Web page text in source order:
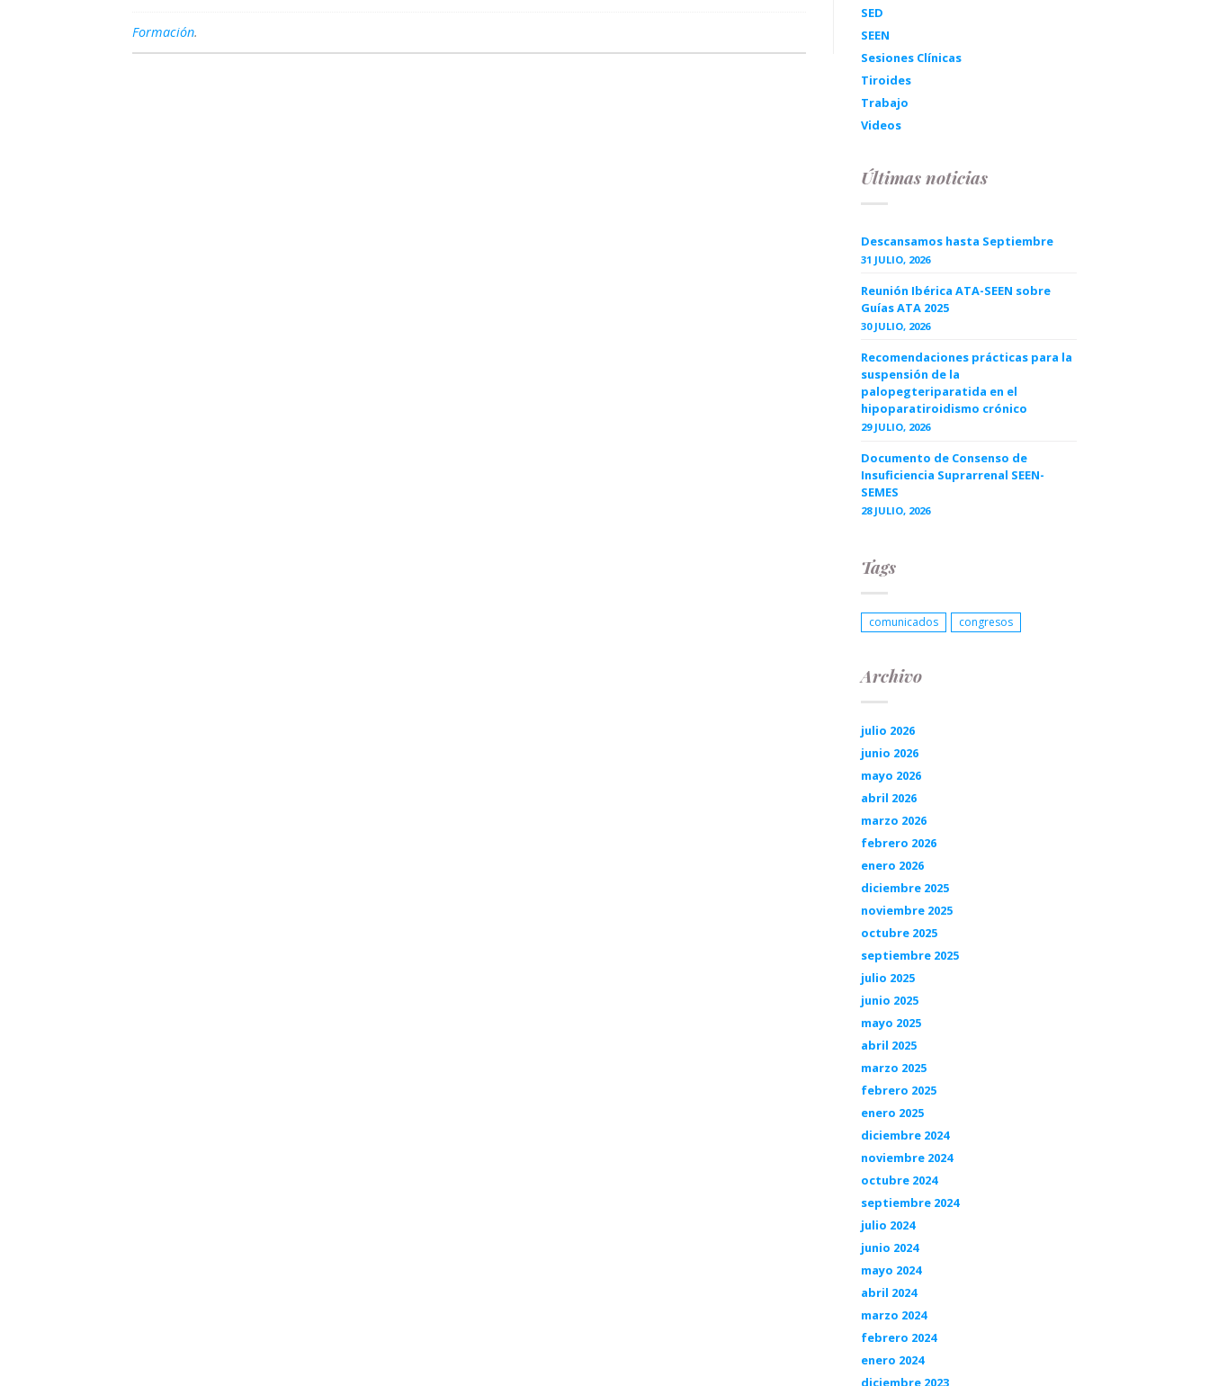
Formación.
SED
SEEN
Sesiones Clínicas
Tiroides
Trabajo
Videos
Últimas noticias
Descansamos hasta Septiembre
31 JULIO, 2026
Reunión Ibérica ATA-SEEN sobre
Guías ATA 2025
30 JULIO, 2026
Recomendaciones prácticas para la
suspensión de la
palopegteriparatida en el
hipoparatiroidismo crónico
29 JULIO, 2026
Documento de Consenso de
Insuficiencia Suprarrenal SEEN-
SEMES
28 JULIO, 2026
Tags
comunicados congresos
Archivo
julio 2026
junio 2026
mayo 2026
abril 2026
marzo 2026
febrero 2026
enero 2026
diciembre 2025
noviembre 2025
octubre 2025
septiembre 2025
julio 2025
junio 2025
mayo 2025
abril 2025
marzo 2025
febrero 2025
enero 2025
diciembre 2024
noviembre 2024
octubre 2024
septiembre 2024
julio 2024
junio 2024
mayo 2024
abril 2024
marzo 2024
febrero 2024
enero 2024
diciembre 2023